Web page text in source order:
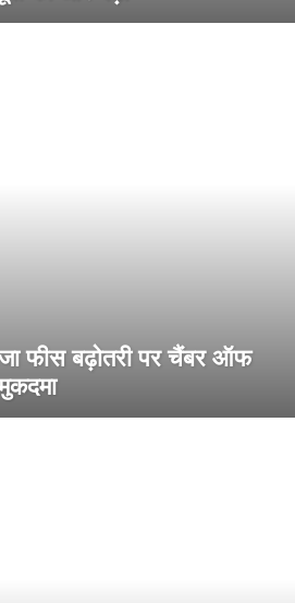
फीस बढ़ोतरी पर चैंबर ऑफ